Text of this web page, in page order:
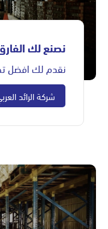
نصنع لك
نقدم لك افضل
شركة الرائد